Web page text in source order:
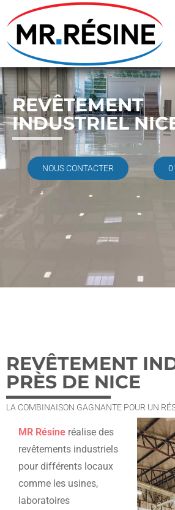
REVÊTEMENT
INDUSTRIEL
NOUS CONTACTER
REVÊTEMENT
PRÈS DE NICE
LA COMBINAISON GAGNANTE POUR UN
MR Résine réalise des
revêtements industriels
pour différents locaux
comme les usines,
laboratoires